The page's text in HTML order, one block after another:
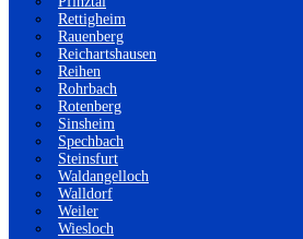
Rettigheim
Rauenberg
Reichartshausen
Reihen
Rohrbach
Rotenberg
Sinsheim
Spechbach
Steinsfurt
Waldangelloch
Walldorf
Weiler
Wiesloch